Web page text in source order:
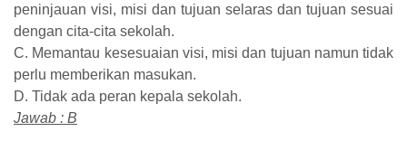
peninjauan visi, misi dan tujuan selaras dan tujuan sesuai
dengan cita-cita sekolah.
C. Memantau kesesuaian visi, misi dan tujuan namun tidak
perlu memberikan masukan.
D. Tidak ada peran kepala sekolah.
Jawab : B